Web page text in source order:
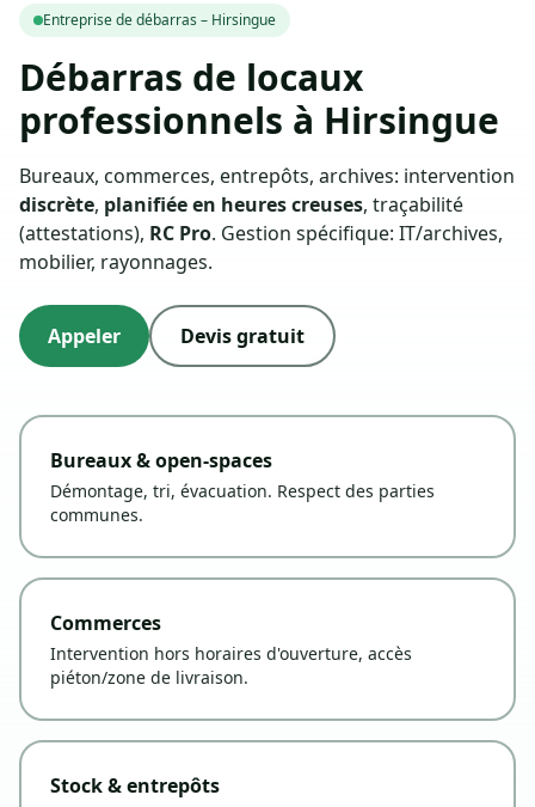
Entreprise de débarras – Hirsingue
Débarras de locaux
professionnels à Hirsingue
Bureaux, commerces, entrepôts, archives: intervention
discrète, planifiée en heures creuses, traçabilité
(attestations), RC Pro. Gestion spécifique: IT/archives,
mobilier, rayonnages.
Appeler Devis gratuit
Bureaux & open-spaces
Démontage, tri, évacuation. Respect des parties
communes.
Commerces
Intervention hors horaires d'ouverture, accès
piéton/zone de livraison.
Stock & entrepôts